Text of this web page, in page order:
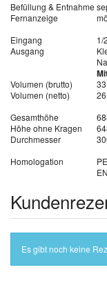
Befüllung & Entnahme
Fernanzeige
Eingang
1/
Ausgang
Volumen (brutto)
Volumen (netto)
Gesamthöhe
Höhe ohne Kragen
Durchmesser
Homologation
Es gibt noch keine